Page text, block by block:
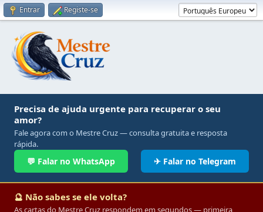
Entrar Registe-se
Precisa de ajuda urgente para recuperar o seu
amor?
Fale agora com o Mestre Cruz — consulta gratuita e resposta
rápida.
💬 Falar no WhatsApp ✈ Falar no Telegram
🔮 Não sabes se ele volta?
As cartas do Mestre Cruz respondem em segundos — primeira